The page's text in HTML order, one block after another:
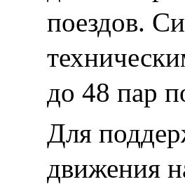
поездов.
до 48 пар
Для
движения